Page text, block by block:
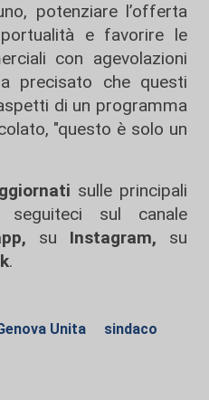
potenziare l’offerta
e favorire le
con agevolazioni
precisato che questi
di un programma
"questo è solo un
sulle principali
sul canale
su Instagram, su
.
Unita
sindaco